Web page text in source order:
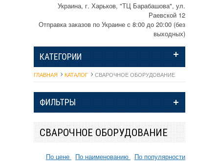
Украина, г. Харьков, "ТЦ Барабашова", ул.
Раевской 12
Отправка заказов по Украине с 8:00 до 20:00 (без
выходных)
КАТЕГОРИИ
ГЛАВНАЯ КАТАЛОГ СВАРОЧНОЕ ОБОРУДОВАНИЕ
ФИЛЬТРЫ
СВАРОЧНОЕ ОБОРУДОВАНИЕ
По цене По наименованию По популярности